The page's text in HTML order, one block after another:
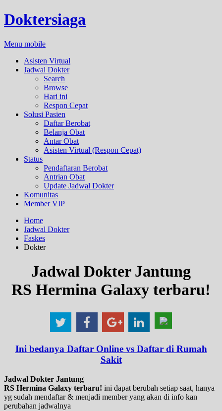
Doktersiaga
Menu mobile
Asisten Virtual
Jadwal Dokter
Search
Browse
Hari ini
Respon Cepat
Solusi Pasien
Daftar Berobat
Belanja Obat
Antar Obat
Asisten Virtual (Respon Cepat)
Status
Pendaftaran Berobat
Antrian Obat
Update Jadwal Dokter
Komunitas
Member VIP
Home
Jadwal Dokter
Faskes
Dokter
Jadwal Dokter Jantung
RS Hermina Galaxy terbaru!
Ini bedanya Daftar Online vs Daftar di Rumah
Sakit
Jadwal Dokter Jantung
RS Hermina Galaxy terbaru! ini dapat berubah setiap saat, hanya
yg sudah mendaftar & menjadi member yang akan di info kan
perubahan jadwalnya